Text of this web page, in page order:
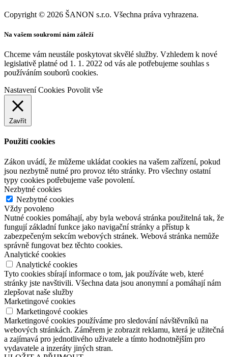
Copyright © 2026 ŠANON s.r.o. Všechna práva vyhrazena.
Na vašem soukromí nám záleží
Chceme vám neustále poskytovat skvělé služby. Vzhledem k nové
legislativě platné od 1. 1. 2022 od vás ale potřebujeme souhlas s
používáním souborů cookies.
Nastavení Cookies Povolit vše
Zavřít
Použití cookies
Zákon uvádí, že můžeme ukládat cookies na vašem zařízení, pokud
jsou nezbytně nutné pro provoz této stránky. Pro všechny ostatní
typy cookies potřebujeme vaše povolení.
Nezbytné cookies
Nezbytné cookies
Vždy povoleno
Nutné cookies pomáhají, aby byla webová stránka použitelná tak, že
fungují základní funkce jako navigační stránky a přístup k
zabezpečeným sekcím webových stránek. Webová stránka nemůže
správně fungovat bez těchto cookies.
Analytické cookies
Analytické cookies
Tyto cookies sbírají informace o tom, jak používáte web, které
stránky jste navštivili. Všechna data jsou anonymní a pomáhají nám
zlepšovat naše služby
Marketingové cookies
Marketingové cookies
Marketingové cookies používáme pro sledování návštěvníků na
webových stránkách. Záměrem je zobrazit reklamu, která je užitečná
a zajímavá pro jednotlivého uživatele a tímto hodnotnějším pro
vydavatele a inzeráty jiných stran.